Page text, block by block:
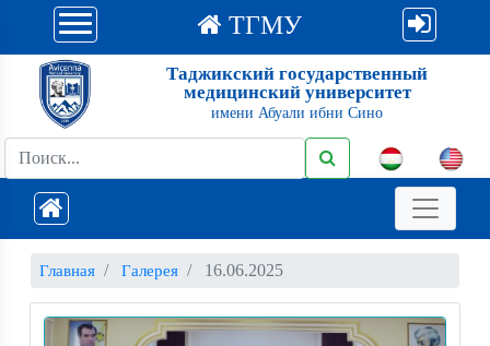
ТГМУ
Таджикский государственный
медицинский университет
имени Абуали ибни Сино
Главная Галерея 16.06.2025